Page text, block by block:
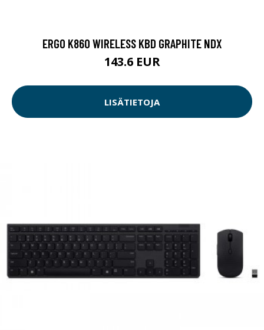
ERGO K860 WIRELESS KBD GRAPHITE NDX
143.6 EUR
LISÄTIETOJA